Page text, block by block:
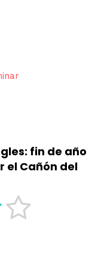
fin de año
el Cañón del